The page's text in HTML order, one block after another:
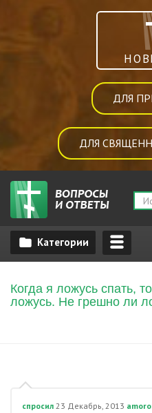
ДЛЯ
ДЛЯ
Когда я ложусь спать,
ложусь. Не грешно ли
спросил 23 Декабрь, 2013